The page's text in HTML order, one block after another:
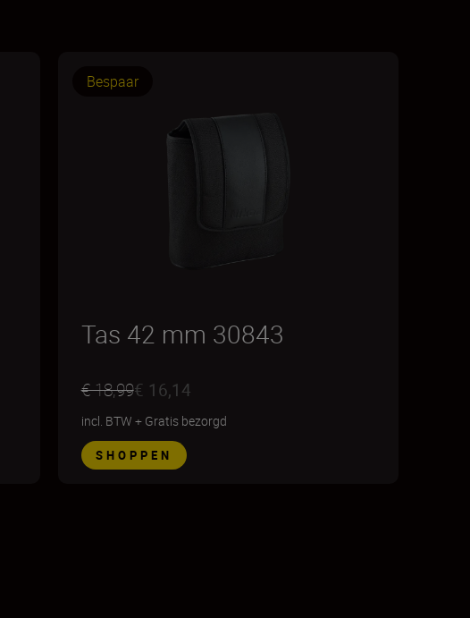
Bespaar
Tas 42 mm 30843
€ 18,99€ 16,14
incl. BTW + Gratis bezorgd
SHOPPEN